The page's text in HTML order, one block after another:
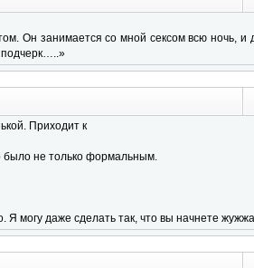
Он занимается со мной сексом всю ночь, и
Приходит к
было не только формальным.
могу даже сделать так, что вы начнете